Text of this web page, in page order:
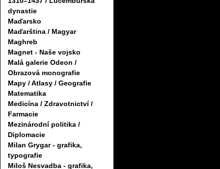
dynastie
Maďarsko
Maďarština / Magyar
Maghreb
Magnet - Naše vojsko
Malá galerie Odeon /
Obrazová monografie
Mapy / Atlasy / Geografie
Matematika
Medicína / Zdravotnictví /
Farmacie
Mezinárodní politika /
Diplomacie
Milan Grygar - grafika,
typografie
Miloš Nesvadba - grafika,